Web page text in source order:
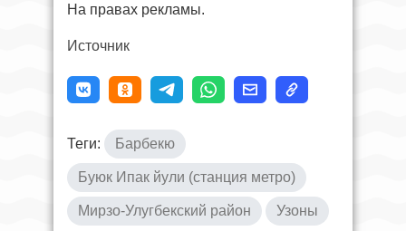
На правах рекламы.
Источник
Теги: Барбекю
Буюк Ипак йули (станция метро)
Мирзо-Улугбекский район Узоны